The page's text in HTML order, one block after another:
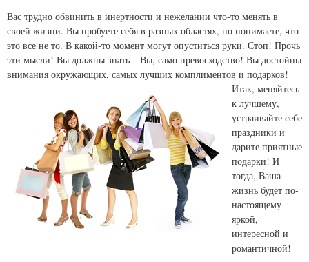
Вас трудно обвинить в инертности и нежелании что-то менять в
своей жизни. Вы пробуете себя в разных областях, но понимаете, что
это все не то. В какой-то момент могут опуститься руки. Стоп! Прочь
эти мысли! Вы должны знать – Вы, само превосходство! Вы достойны
внимания окружающих, самых лучших комплиментов и подарков!
Итак, меняйтесь
к лучшему,
устраивайте себе
праздники и
дарите приятные
подарки! И
тогда, Ваша
жизнь будет по-
настоящему
яркой,
интересной и
романтичной!